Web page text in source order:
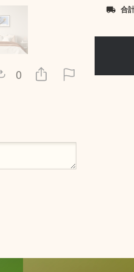
0
local_shipping 合